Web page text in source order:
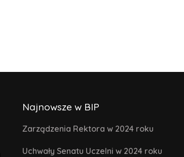
Najnowsze w BIP
Zarządzenia Rektora w 2024 roku
Uchwały Senatu Uczelni w 2024 roku